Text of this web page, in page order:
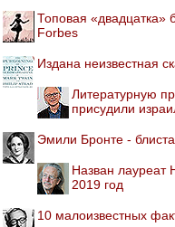
Топовая «двадцатка»
Forbes
Издана неизвестная
Литературную
присудили
Эмили Бронте -
Назван лауреат
2019 год
10 малоизвестных